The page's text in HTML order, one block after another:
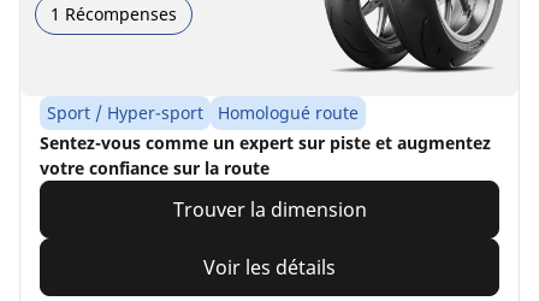
1 Récompenses
Sport / Hyper-sport
Homologué route
Sentez-vous comme un expert sur piste et augmentez
votre confiance sur la route
Trouver la dimension
Voir les détails